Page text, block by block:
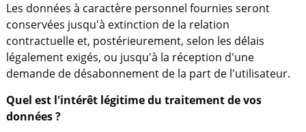
Les données à caractère personnel fournies seront
conservées jusqu'à extinction de la relation
contractuelle et, postérieurement, selon les délais
légalement exigés, ou jusqu'à la réception d'une
demande de désabonnement de la part de l'utilisateur.
Quel est l'intérêt légitime du traitement de vos
données ?